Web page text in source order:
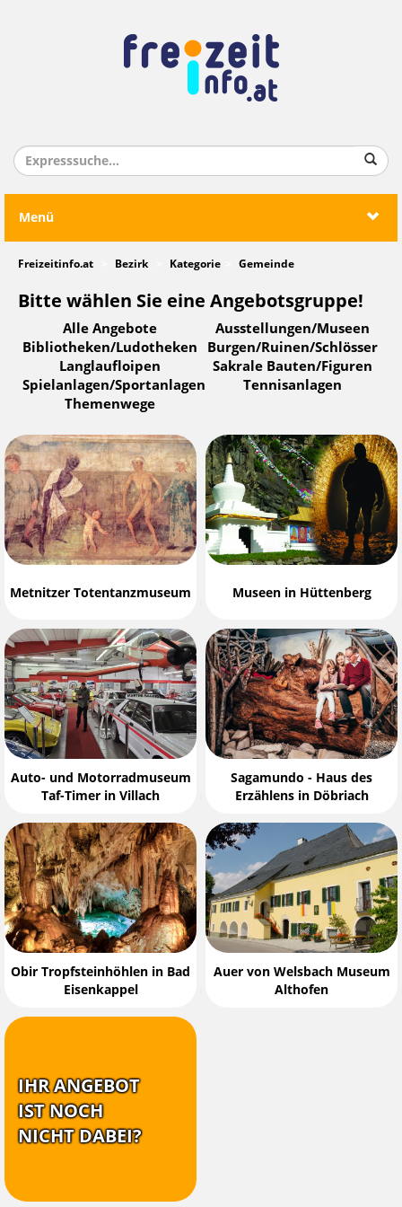
Menü
Freizeitinfo.at Bezirk Kategorie Gemeinde
Bitte wählen Sie eine Angebotsgruppe!
Alle Angebote
Ausstellungen/Museen
Bibliotheken/Ludotheken
Burgen/Ruinen/Schlösser
Langlaufloipen
Sakrale Bauten/Figuren
Spielanlagen/Sportanlagen
Tennisanlagen
Themenwege
Metnitzer Totentanzmuseum Museen in Hüttenberg
Auto- und Motorradmuseum
Taf-Timer in Villach
Sagamundo - Haus des
Erzählens in Döbriach
Obir Tropfsteinhöhlen in Bad
Eisenkappel
Auer von Welsbach Museum
Althofen
IHR ANGEBOT
IST NOCH
NICHT DABEI?